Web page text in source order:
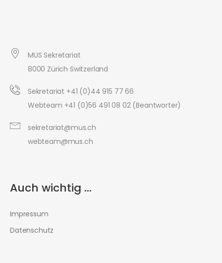
MUS Sekretariat
8000 Zürich Switzerland
Sekretariat +41 (0)44 915 77 66
Webteam +41 (0)56 491 08 02 (Beantworter)
sekretariat@mus.ch
webteam@mus.ch
Auch wichtig ...
Impressum
Datenschutz